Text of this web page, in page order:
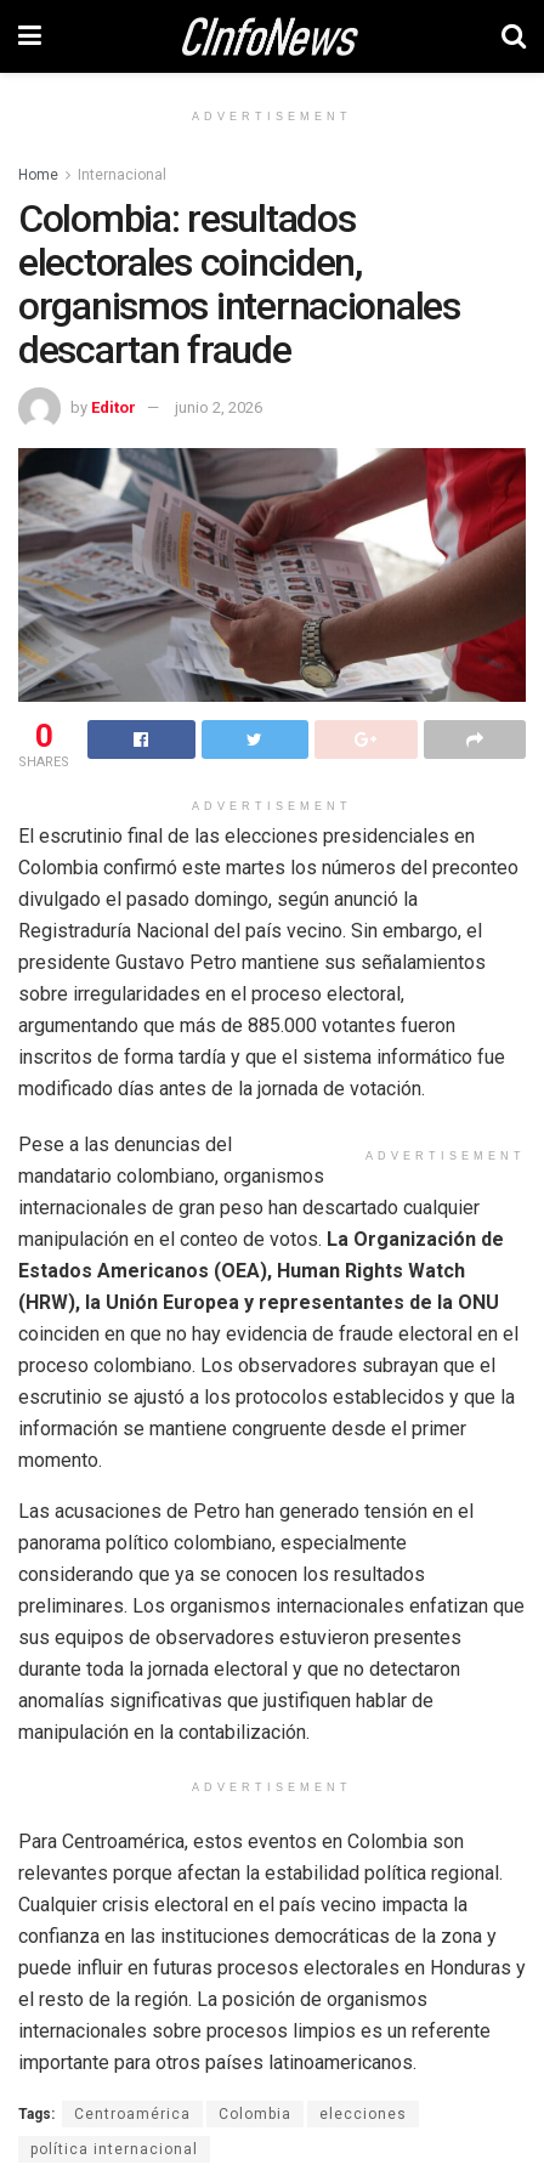
ADVERTISEMENT
Home Internacional
Colombia: resultados
electorales coinciden,
organismos internacionales
descartan fraude
by Editor junio 2, 2026
0
SHARES
ADVERTISEMENT
El escrutinio final de las elecciones presidenciales en
Colombia confirmó este martes los números del preconteo
divulgado el pasado domingo, según anunció la
Registraduría Nacional del país vecino. Sin embargo, el
presidente Gustavo Petro mantiene sus señalamientos
sobre irregularidades en el proceso electoral,
argumentando que más de 885.000 votantes fueron
inscritos de forma tardía y que el sistema informático fue
modificado días antes de la jornada de votación.
ADVERTISEMENT
Pese a las denuncias del
mandatario colombiano, organismos
internacionales de gran peso han descartado cualquier
manipulación en el conteo de votos. La Organización de
Estados Americanos (OEA), Human Rights Watch
(HRW), la Unión Europea y representantes de la ONU
coinciden en que no hay evidencia de fraude electoral en el
proceso colombiano. Los observadores subrayan que el
escrutinio se ajustó a los protocolos establecidos y que la
información se mantiene congruente desde el primer
momento.
Las acusaciones de Petro han generado tensión en el
panorama político colombiano, especialmente
considerando que ya se conocen los resultados
preliminares. Los organismos internacionales enfatizan que
sus equipos de observadores estuvieron presentes
durante toda la jornada electoral y que no detectaron
anomalías significativas que justifiquen hablar de
manipulación en la contabilización.
ADVERTISEMENT
Para Centroamérica, estos eventos en Colombia son
relevantes porque afectan la estabilidad política regional.
Cualquier crisis electoral en el país vecino impacta la
confianza en las instituciones democráticas de la zona y
puede influir en futuras procesos electorales en Honduras y
el resto de la región. La posición de organismos
internacionales sobre procesos limpios es un referente
importante para otros países latinoamericanos.
Tags: Centroamérica Colombia elecciones
política internacional